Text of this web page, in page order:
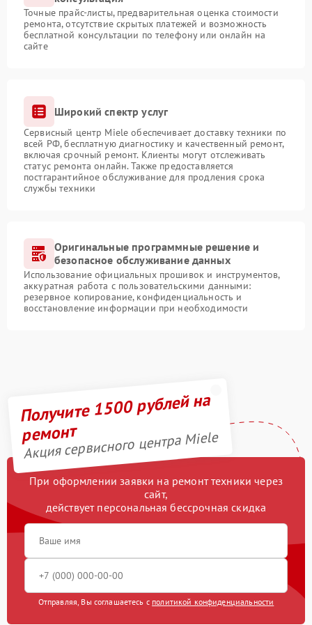
Точные прайс-листы, предварительная оценка стоимости
ремонта, отсутствие скрытых платежей и возможность
бесплатной консультации по телефону или онлайн на
сайте
Широкий спектр услуг
Сервисный центр Miele обеспечивает доставку техники по
всей РФ, бесплатную диагностику и качественный ремонт,
включая срочный ремонт. Клиенты могут отслеживать
статус ремонта онлайн. Также предоставляется
постгарантийное обслуживание для продления срока
службы техники
Оригинальные программные решение и
безопасное обслуживание данных
Использование официальных прошивок и инструментов,
аккуратная работа с пользовательскими данными:
резервное копирование, конфиденциальность и
восстановление информации при необходимости
Получите 1500 рублей на
ремонт
Акция сервисного центра Miele
При оформлении заявки на ремонт техники через
сайт,
действует персональная бессрочная скидка
Отправляя, Вы соглашаетесь с политикой конфиденциальности